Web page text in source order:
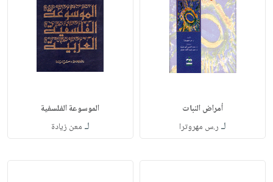
أمراض النبات
لـ ر.س مهروترا
الموسوعة الفلسفية
لـ معن زيادة